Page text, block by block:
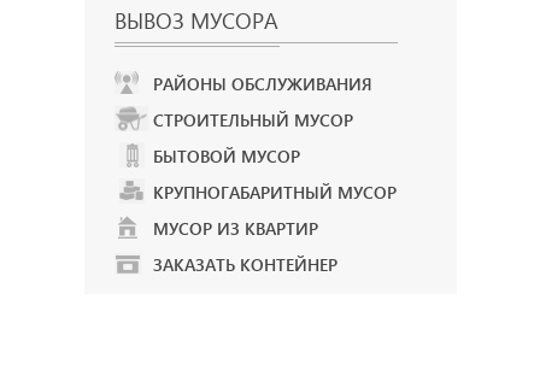
ВЫВОЗ МУСОРА
РАЙОНЫ ОБСЛУЖИВАНИЯ
СТРОИТЕЛЬНЫЙ МУСОР
БЫТОВОЙ МУСОР
КРУПНОГАБАРИТНЫЙ МУСОР
МУСОР ИЗ КВАРТИР
ЗАКАЗАТЬ КОНТЕЙНЕР